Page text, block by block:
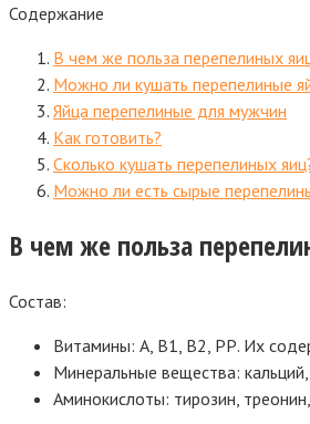
Содержание
В чем же польза перепелиных
Можно ли кушать перепелиные
Яйца перепелиные для мужчин
Как готовить?
Сколько кушать перепелиных
Можно ли есть сырые
В чем же польза
Состав:
Витамины: А, В1, В2, РР. Их
Минеральные вещества:
Аминокислоты: тирозин,